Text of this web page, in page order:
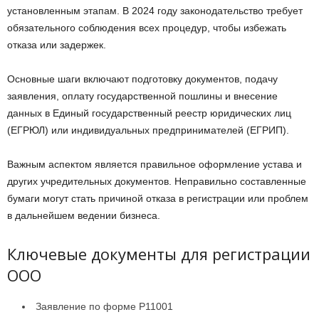
установленным этапам. В 2024 году законодательство требует
обязательного соблюдения всех процедур, чтобы избежать
отказа или задержек.
Основные шаги включают подготовку документов, подачу
заявления, оплату государственной пошлины и внесение
данных в Единый государственный реестр юридических лиц
(ЕГРЮЛ) или индивидуальных предпринимателей (ЕГРИП).
Важным аспектом является правильное оформление устава и
других учредительных документов. Неправильно составленные
бумаги могут стать причиной отказа в регистрации или проблем
в дальнейшем ведении бизнеса.
Ключевые документы для регистрации
ООО
Заявление по форме Р11001